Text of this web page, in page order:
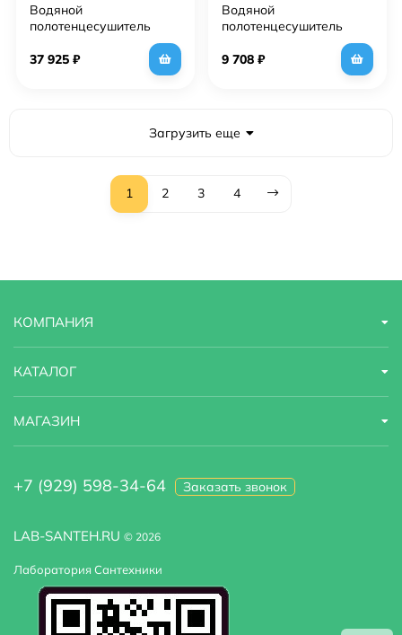
Водяной
полотенцесушитель
Grota Estro 53х120 Хром
37 925 ₽
Водяной
полотенцесушитель
Grota Kamelo 500х400
Хром
9 708 ₽
Загрузить еще
1 2 3 4
LAB-SANTEH.RU © 2026
Лаборатория Сантехники
КОМПАНИЯ
КАТАЛОГ
МАГАЗИН
+7 (929) 598-34-64 Заказать звонок